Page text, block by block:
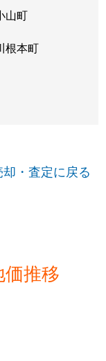
山町
根本町
・査定に戻る
推移